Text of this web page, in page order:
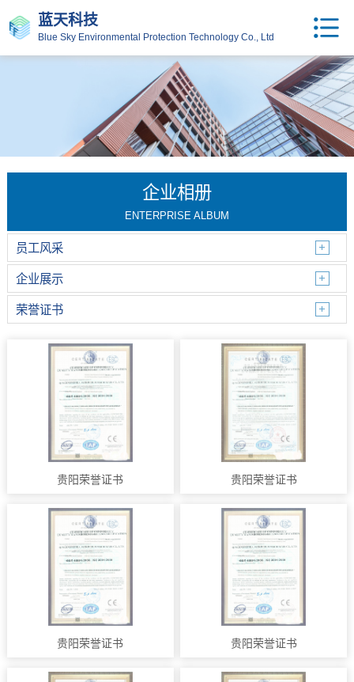
蓝天科技
Blue Sky Environmental Protection Technology Co., Ltd
企业相册
ENTERPRISE ALBUM
员工风采
企业展示
荣誉证书
贵阳荣誉证书 贵阳荣誉证书
贵阳荣誉证书 贵阳荣誉证书